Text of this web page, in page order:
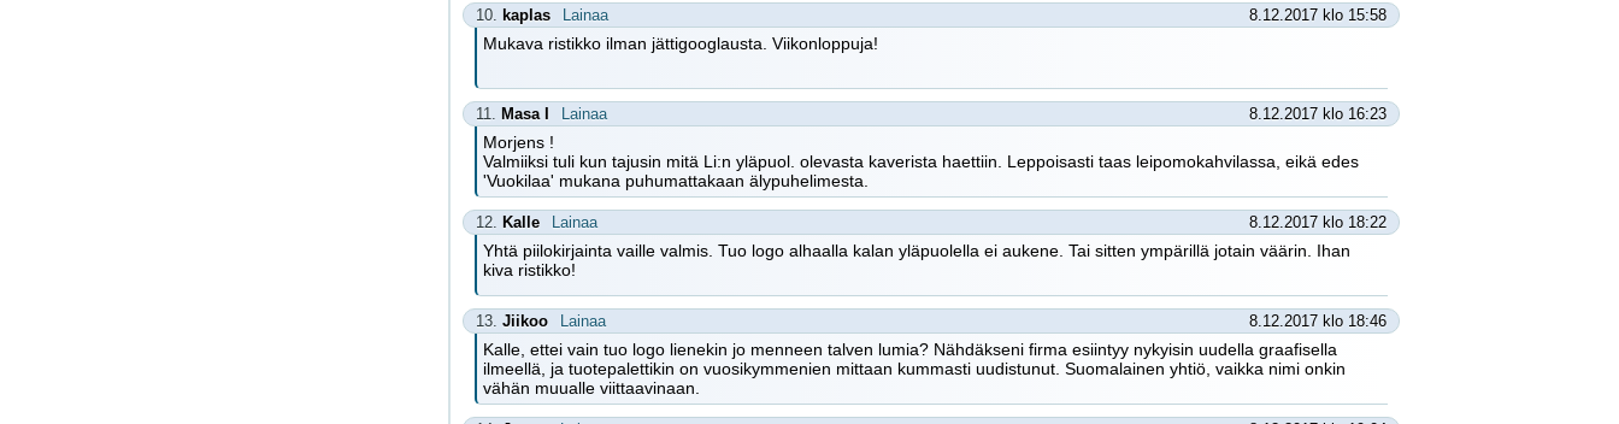
10. kaplas Lainaa 8.12.2017 klo 15:58
Mukava ristikko ilman jättigooglausta. Viikonloppuja!
11. Masa I Lainaa 8.12.2017 klo 16:23
Morjens !
Valmiiksi tuli kun tajusin mitä Li:n yläpuol. olevasta kaverista haettiin. Leppoisasti taas leipomokahvilassa, eikä edes
'Vuokilaa' mukana puhumattakaan älypuhelimesta.
12. Kalle Lainaa 8.12.2017 klo 18:22
Yhtä piilokirjainta vaille valmis. Tuo logo alhaalla kalan yläpuolella ei aukene. Tai sitten ympärillä jotain väärin. Ihan
kiva ristikko!
13. Jiikoo Lainaa 8.12.2017 klo 18:46
Kalle, ettei vain tuo logo lienekin jo menneen talven lumia? Nähdäkseni firma esiintyy nykyisin uudella graafisella
ilmeellä, ja tuotepalettikin on vuosikymmenien mittaan kummasti uudistunut. Suomalainen yhtiö, vaikka nimi onkin
vähän muualle viittaavinaan.